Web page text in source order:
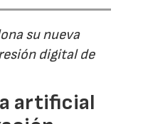
su nueva
digital de
artificial